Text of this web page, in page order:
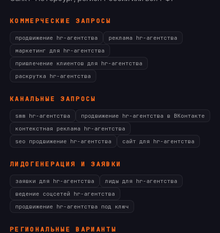
КОММЕРЧЕСКИЕ ЗАПРОСЫ
продвижение hr-агентства
реклама hr-агентства
маркетинг для hr-агентства
привлечение клиентов для hr-агентства
раскрутка hr-агентства
КАНАЛЬНЫЕ ЗАПРОСЫ
smm hr-агентства
продвижение hr-агентства в ВКонтакте
контекстная реклама hr-агентства
seo продвижение hr-агентства
сайт для hr-агентства
ЛИДОГЕНЕРАЦИЯ И ЗАЯВКИ
заявки для hr-агентства
лиды для hr-агентства
ведение соцсетей hr-агентства
продвижение hr-агентства под ключ
РЕГИОНАЛЬНЫЕ ВАРИАНТЫ